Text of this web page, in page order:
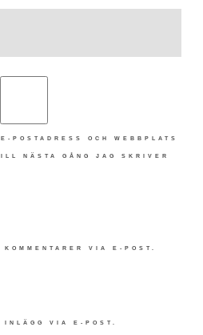
POSTADRESS OCH WEBBPLATS
NÄSTA GÅNG JAG SKRIVER
VIA E-POST.
INLÄGG VIA E-POST.